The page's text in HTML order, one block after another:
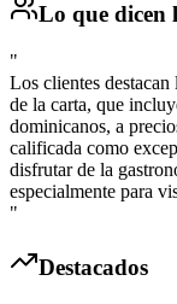
Lo que dicen
"
Los clientes
de la carta, que
dominicanos, a
calificada como
disfrutar de la
especialmente para
"
Destacados